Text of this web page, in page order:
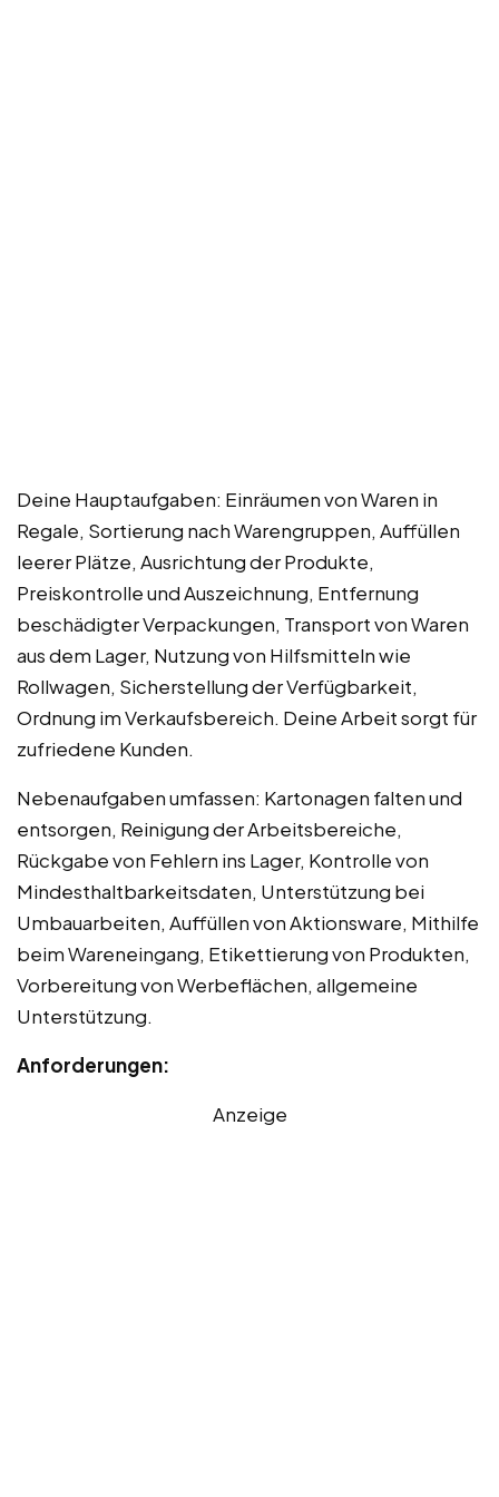
Deine Hauptaufgaben: Einräumen von Waren in
Regale, Sortierung nach Warengruppen, Auffüllen
leerer Plätze, Ausrichtung der Produkte,
Preiskontrolle und Auszeichnung, Entfernung
beschädigter Verpackungen, Transport von Waren
aus dem Lager, Nutzung von Hilfsmitteln wie
Rollwagen, Sicherstellung der Verfügbarkeit,
Ordnung im Verkaufsbereich. Deine Arbeit sorgt für
zufriedene Kunden.
Nebenaufgaben umfassen: Kartonagen falten und
entsorgen, Reinigung der Arbeitsbereiche,
Rückgabe von Fehlern ins Lager, Kontrolle von
Mindesthaltbarkeitsdaten, Unterstützung bei
Umbauarbeiten, Auffüllen von Aktionsware, Mithilfe
beim Wareneingang, Etikettierung von Produkten,
Vorbereitung von Werbeflächen, allgemeine
Unterstützung.
Anforderungen:
Anzeige